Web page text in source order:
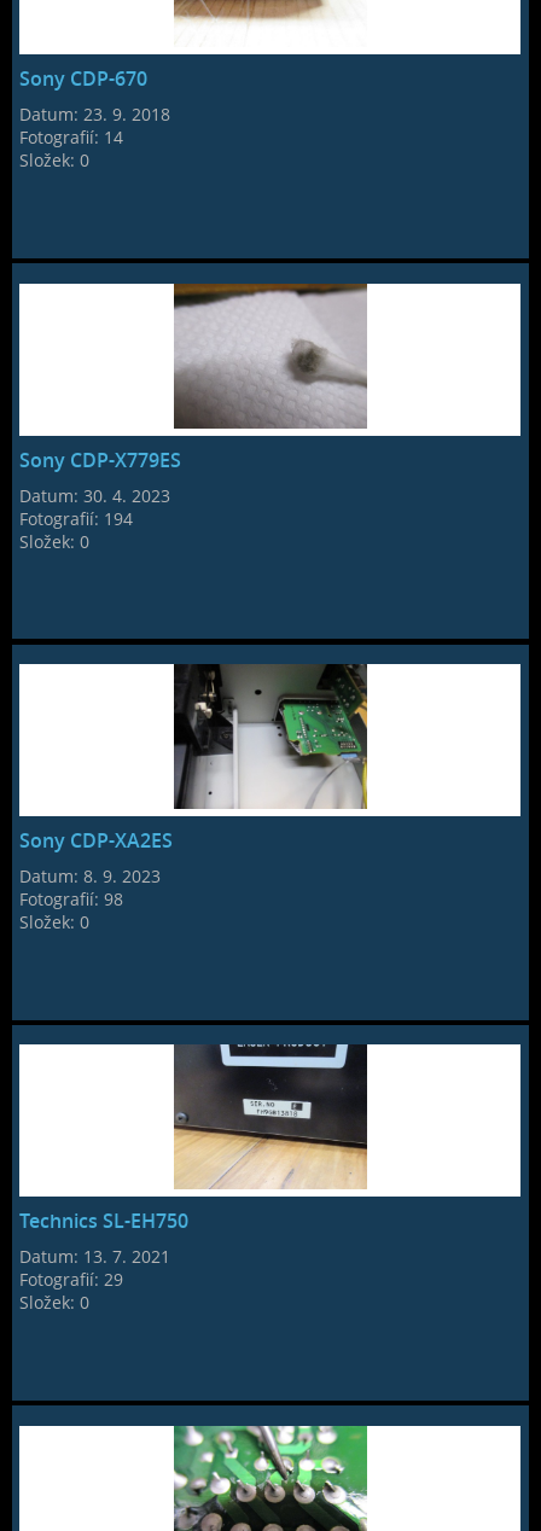
Sony CDP-670
Datum:23. 9. 2018
Fotografií: 14
Složek:0
Sony CDP-X779ES
Datum:30. 4. 2023
Fotografií: 194
Složek:0
Sony CDP-XA2ES
Datum:8. 9. 2023
Fotografií:98
Složek:0
Technics SL-EH750
Datum: 13. 7. 2021
Fotografií:29
Složek:0